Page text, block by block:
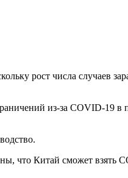
рост числа случаев
из-за COVID-19 в
что Китай сможет взять